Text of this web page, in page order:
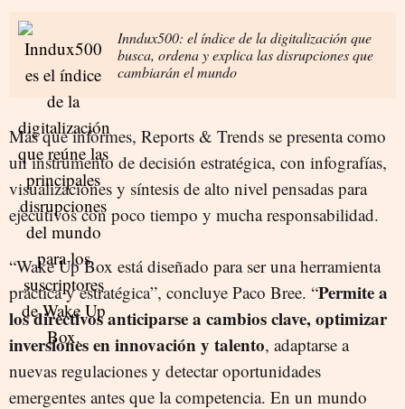
Inndux500: el índice de la digitalización que
busca, ordena y explica las disrupciones que
cambiarán el mundo
Más que informes, Reports & Trends se presenta como
un instrumento de decisión estratégica, con infografías,
visualizaciones y síntesis de alto nivel pensadas para
ejecutivos con poco tiempo y mucha responsabilidad.
“Wake Up Box está diseñado para ser una herramienta
práctica y estratégica”, concluye Paco Bree. “Permite a
los directivos anticiparse a cambios clave, optimizar
inversiones en innovación y talento, adaptarse a
nuevas regulaciones y detectar oportunidades
emergentes antes que la competencia. En un mundo